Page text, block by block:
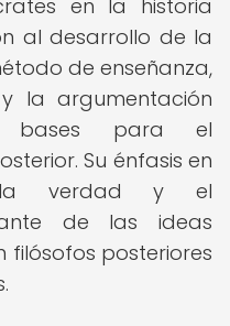
en la historia
al desarrollo de la
de enseñanza,
la argumentación
bases para el
Su énfasis en
verdad y el
de las ideas
filósofos posteriores